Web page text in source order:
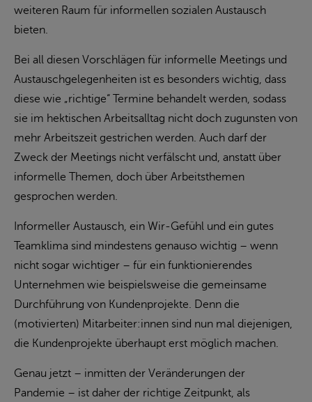
weiteren Raum für informellen sozialen Austausch
bieten.
Bei all diesen Vorschlägen für informelle Meetings und
Austauschgelegenheiten ist es besonders wichtig, dass
diese wie „richtige“ Termine behandelt werden, sodass
sie im hektischen Arbeitsalltag nicht doch zugunsten von
mehr Arbeitszeit gestrichen werden. Auch darf der
Zweck der Meetings nicht verfälscht und, anstatt über
informelle Themen, doch über Arbeitsthemen
gesprochen werden.
Informeller Austausch, ein Wir-Gefühl und ein gutes
Teamklima sind mindestens genauso wichtig – wenn
nicht sogar wichtiger – für ein funktionierendes
Unternehmen wie beispielsweise die gemeinsame
Durchführung von Kundenprojekte. Denn die
(motivierten) Mitarbeiter:innen sind nun mal diejenigen,
die Kundenprojekte überhaupt erst möglich machen.
Genau jetzt – inmitten der Veränderungen der
Pandemie – ist daher der richtige Zeitpunkt, als